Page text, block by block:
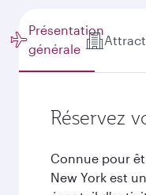
Présentation
générale
Réservez
Connue pour
New York est